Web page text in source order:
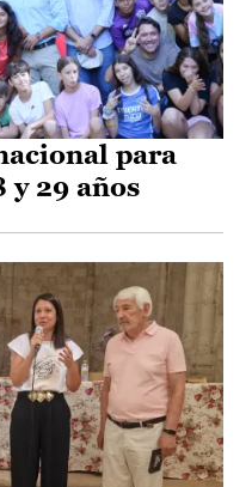
para
y 29 años